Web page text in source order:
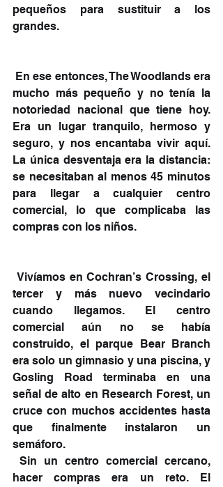
pequeños para sustituir a los
grandes.
En ese entonces, The Woodlands era
mucho más pequeño y no tenía la
notoriedad nacional que tiene hoy.
Era un lugar tranquilo, hermoso y
seguro, y nos encantaba vivir aquí.
La única desventaja era la distancia:
se necesitaban al menos 45 minutos
para llegar a cualquier centro
comercial, lo que complicaba las
compras con los niños.
Vivíamos en Cochran’s Crossing, el
tercer y más nuevo vecindario
cuando llegamos. El centro
comercial aún no se había
construido, el parque Bear Branch
era solo un gimnasio y una piscina, y
Gosling Road terminaba en una
señal de alto en Research Forest, un
cruce con muchos accidentes hasta
que finalmente instalaron un
semáforo.
Sin un centro comercial cercano,
hacer compras era un reto. El